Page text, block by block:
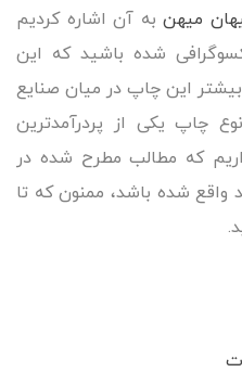
میهنبه آن اشاره کردیم
شده باشید که این
این چاپ در میان صنایع
چاپ یکی از پردرآمدترین
که مطالب مطرح شده در
واقع شده باشد، ممنون که تا